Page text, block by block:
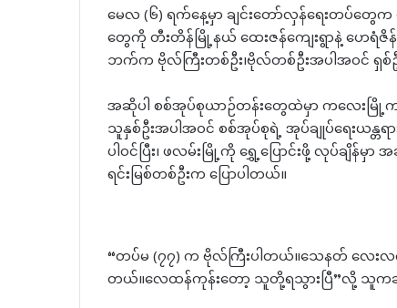
မေလ (၆) ရက်နေ့မှာ ချင်းတော်လှန်ရေးတပ်တွေ
တွေကို တီးတိန်မြို့နယ် ထေးဇန်ကျေးရွာနဲ့ ဟေရံဇိန်
ဘက်က ဗိုလ်ကြီးတစ်ဦး၊ဗိုလ်တစ်ဦးအပါအဝင် ရှ
အဆိုပါ စစ်အုပ်စုယာဉ်တန်းတွေထဲမှာ ကလေးမြို့
သူနှစ်ဦးအပါအဝင် စစ်အုပ်စုရဲ့ အုပ်ချုပ်ရေးယန္
ပါဝင်ပြီး၊ ဖလမ်းမြို့ကို ရွှေ့ပြောင်းဖို့ လုပ်ချိ
ရင်းမြစ်တစ်ဦးက ပြောပါတယ်။
“တပ်မ (၇၇) က ဗိုလ်ကြီးပါတယ်။သေနတ် လေး
တယ်။လေထန်ကုန်းတော့ သူတို့ရသွားပြီ”လို့ သူ